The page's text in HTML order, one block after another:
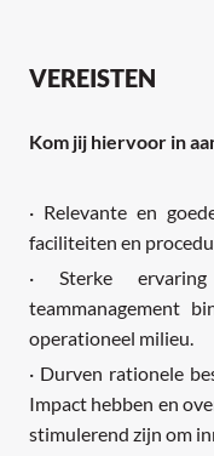
VEREISTEN
Kom jij hiervoor in
· Relevante en
faciliteiten en
· Sterke
teammanagement
operationeel milieu.
· Durven rationele
Impact hebben en
stimulerend zijn om